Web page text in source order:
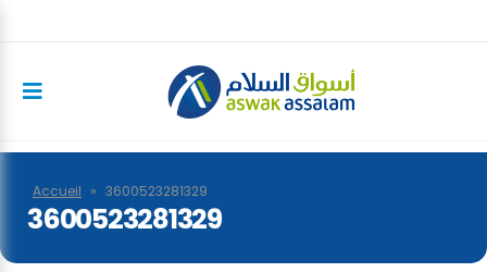
Accueil » 3600523281329
3600523281329